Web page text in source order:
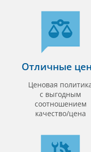
Отличные
Ценовая
с выгодным
соотношением
качество/цена